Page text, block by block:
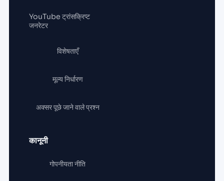
YouTube ट्रांसक्रिप्ट
जनरेटर
विशेषताएँ
मूल्य निर्धारण
अक्सर पूछे जाने वाले प्रश्न
कानूनी
गोपनीयता नीति